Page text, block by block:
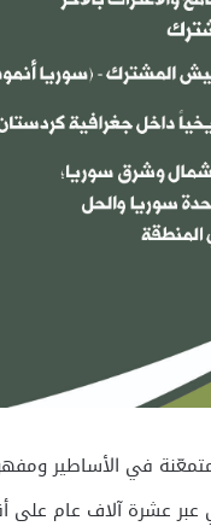
في الأساطير
عشرة آلاف عام على